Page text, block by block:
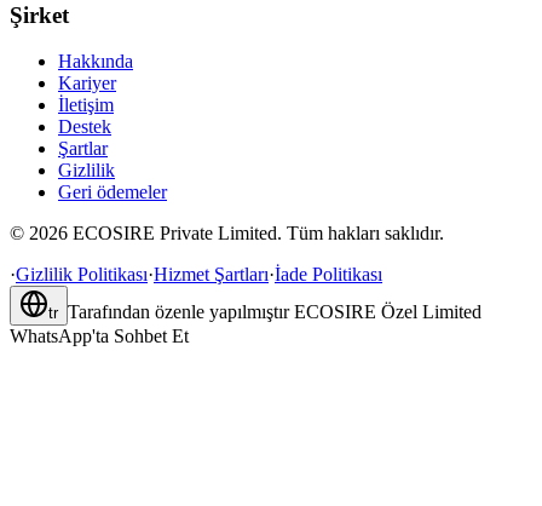
Şirket
Hakkında
Kariyer
İletişim
Destek
Şartlar
Gizlilik
Geri ödemeler
© 2026 ECOSIRE Private Limited. Tüm hakları saklıdır.
·Gizlilik Politikası·Hizmet Şartları·İade Politikası
tr Tarafından özenle yapılmıştır ECOSIRE Özel Limited
WhatsApp'ta Sohbet Et